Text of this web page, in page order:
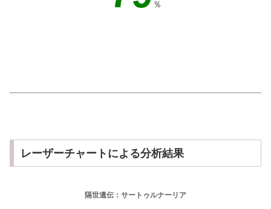
％
レーザーチャートによる分析結果